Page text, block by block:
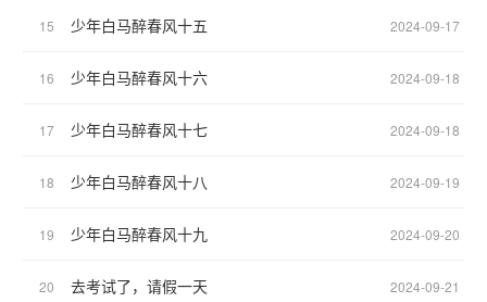
15 少年白马醉春风十五 2024-09-17
16 少年白马醉春风十六 2024-09-18
17 少年白马醉春风十七 2024-09-18
18 少年白马醉春风十八 2024-09-19
19 少年白马醉春风十九 2024-09-20
20 去考试了，请假一天 2024-09-21